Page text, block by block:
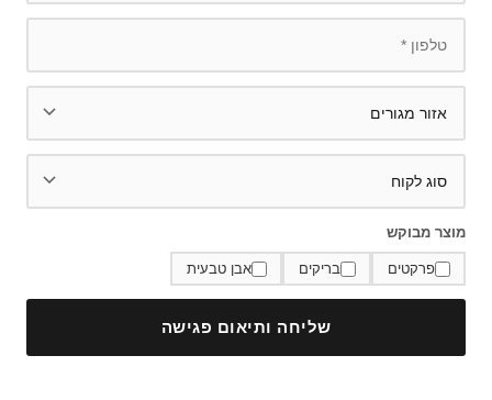
מוצר מבוקש
פרקטים בריקים אבן טבעית
שליחה ותיאום פגישה